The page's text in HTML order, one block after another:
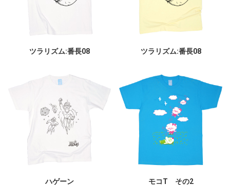
ツラリズム:番長08 ツラリズム:番長08
ハゲーン モコT その2